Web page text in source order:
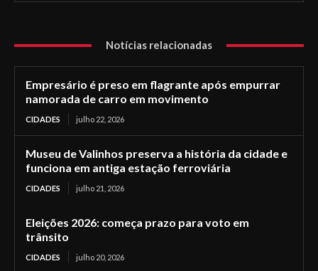
Notícias relacionadas
Empresário é preso em flagrante após empurrar
namorada de carro em movimento
CIDADES julho 22, 2026
Museu de Valinhos preserva a história da cidade e
funciona em antiga estação ferroviária
CIDADES julho 21, 2026
Eleições 2026: começa prazo para voto em
trânsito
CIDADES julho 20, 2026